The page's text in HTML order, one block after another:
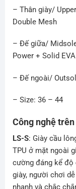
– Thân giày/
Double Mesh
– Đế giữa/
Power + Solid EVA
– Đế ngoài/
– Size: 36 – 44
Công nghệ
LS-S: Giày cầu
TPU ở mặt ngoài
cường đáng kể độ
giày, người chơi
nhanh và chắc